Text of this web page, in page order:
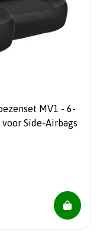
MV1 - 6-
Side-Airbags